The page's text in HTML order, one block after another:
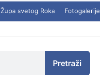
Župa svetog Roka Fotogalerije
Pretraži